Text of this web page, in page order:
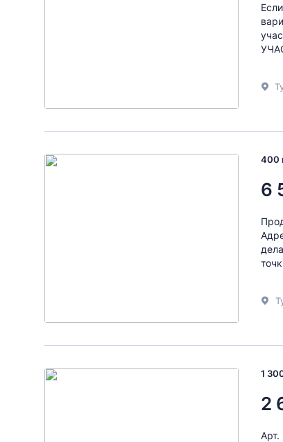
400
6
1
2
Арт.